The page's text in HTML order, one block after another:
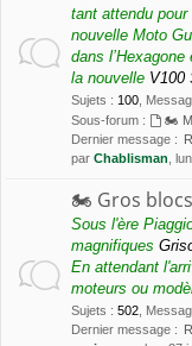
tant attendu
nouvelle Moto
dans
la nouvelle V100
Sujets : 100
Sous-forum :
🏍
Dernier message :
par Chablisman ,
🏍 Gros blocs
Sous l'ère
magnifiques
En attendant
moteurs ou
Sujets : 502
Dernier message :